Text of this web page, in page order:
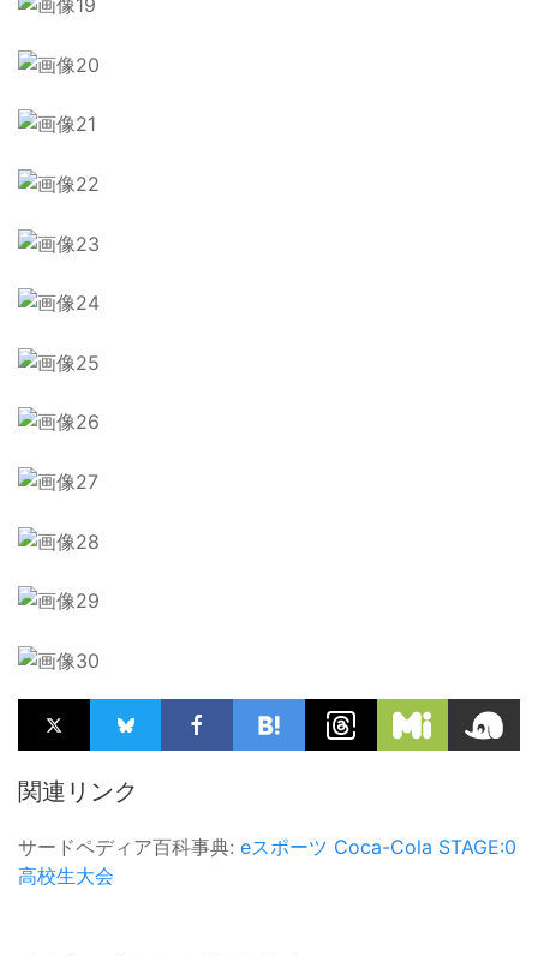
関連リンク
サードペディア百科事典: eスポーツ Coca-Cola STAGE:0
高校生大会